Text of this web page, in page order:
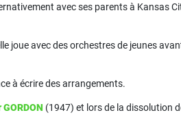
avec ses parents à Kansas
joue avec des orchestres de jeunes
à écrire des arrangements.
(1947) et lors de la dissolution